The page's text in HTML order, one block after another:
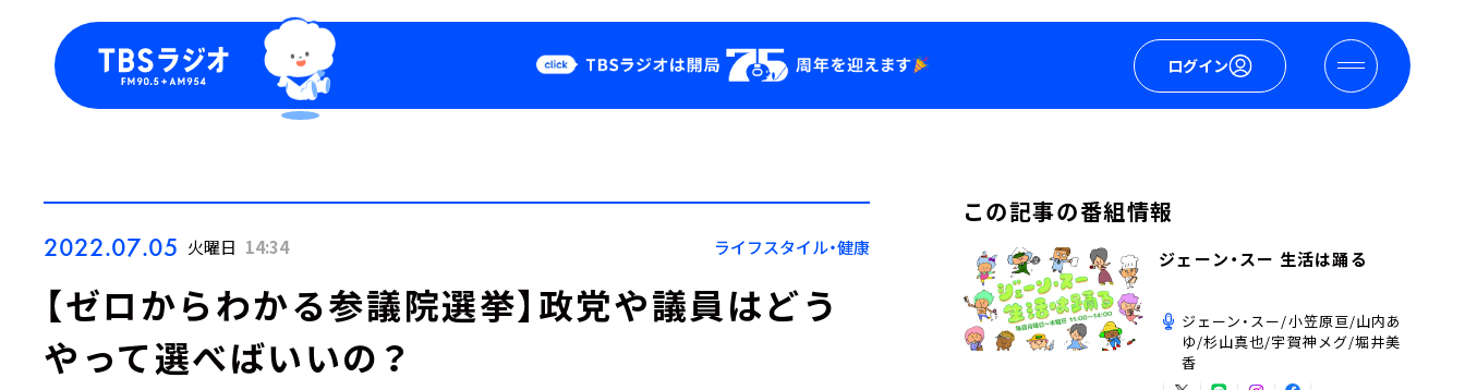
ログイン
Podcast
YouTube
会社情報
2022.07.05 火曜日 14:34 ライフスタイル・健康
【ゼロからわかる参議院選挙】政党や議員はどう
やって選べばいいの？
この記事の番組情報
ジェーン・スー 生活は踊る
ジェーン・スー/小笠原亘/山内あ
ゆ/杉山真也/宇賀神メグ/堀井美
香